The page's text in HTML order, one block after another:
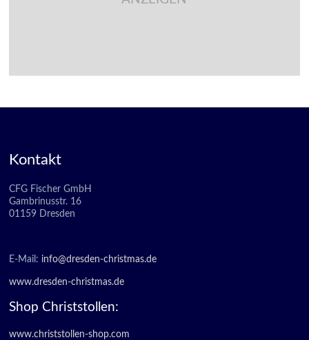
Kontakt
CFG Fischer GmbH
Gambrinusstr. 16
01159 Dresden
E-Mail: info@dresden-christmas.de
www.dresden-christmas.de
Shop Christstollen:
www.christstollen-shop.com